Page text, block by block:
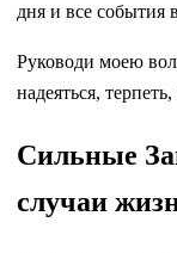
дня и все события
Руководи моею
надеяться,
Сильные
случаи